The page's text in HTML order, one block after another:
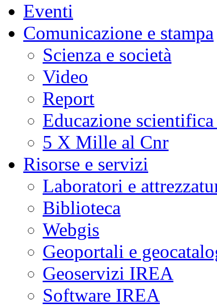
Eventi
Comunicazione e stampa
Scienza e società
Video
Report
Educazione
5 X Mille al Cnr
Risorse e servizi
Laboratori e
Biblioteca
Webgis
Geoportali e
Geoservizi IREA
Software IREA